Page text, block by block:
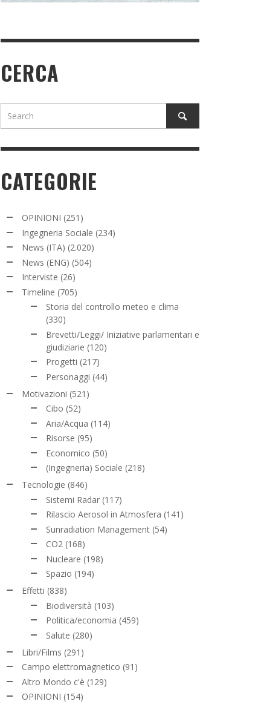
CERCA
CATEGORIE
OPINIONI (251)
Ingegneria Sociale (234)
News (ITA) (2.020)
News (ENG) (504)
Interviste (26)
Timeline (705)
Storia del controllo meteo e clima
(330)
Brevetti/Leggi/ Iniziative parlamentari e
giudiziarie (120)
Progetti (217)
Personaggi (44)
Motivazioni (521)
Cibo (52)
Aria/Acqua (114)
Risorse (95)
Economico (50)
(Ingegneria) Sociale (218)
Tecnologie (846)
Sistemi Radar (117)
Rilascio Aerosol in Atmosfera (141)
Sunradiation Management (54)
CO2 (168)
Nucleare (198)
Spazio (194)
Effetti (838)
Biodiversità (103)
Politica/economia (459)
Salute (280)
Libri/Films (291)
Campo elettromagnetico (91)
Altro Mondo c'è (129)
OPINIONI (154)